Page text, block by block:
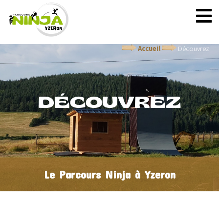
Accueil Découvrez
DÉCOUVREZ
Le Parcours Ninja à Yzeron